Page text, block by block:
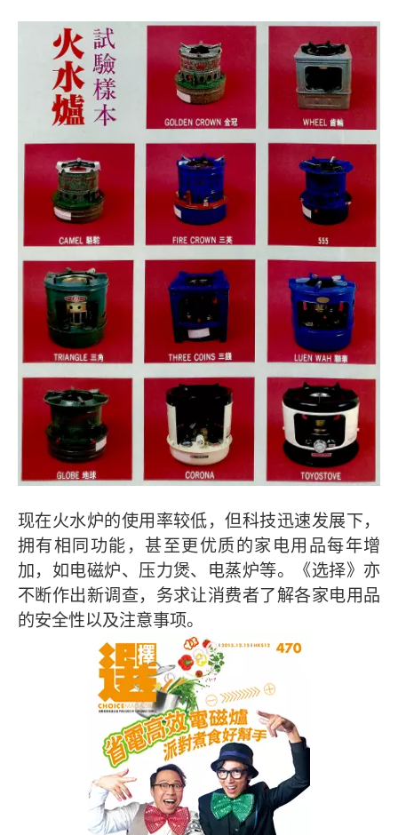
现在火水炉的使用率较低，但科技迅速发展下，
拥有相同功能，甚至更优质的家电用品每年增
加，如电磁炉、压力煲、电蒸炉等。《选择》亦
不断作出新调查，务求让消费者了解各家电用品
的安全性以及注意事项。